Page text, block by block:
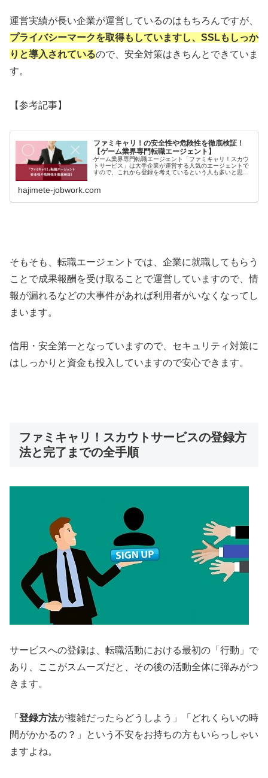
運営実績が長い企業が運営しているのはもちろんですが、
プライバシーマークを取得もしていますし、SSLもしっか
りと導入されているので、安全対策はきちんとできていま
す。
【参考記事】
ファミキャリ！の安全性や危険性を徹底検証！
【ゲーム業界専門転職エージェント】
ゲーム業界専門転職エージェント「ファミキャリ！スカウ
トサービス」は大手企業が運営する人気のエージェントで
すので、これから登録を考えているという人も多いと思い
詳しく解説していきますので、登録しようか迷ってる方も
hajimete-jobwork.com
そもそも、転職エージェントでは、企業に就職してもらう
ことで成果報酬を受け取ることで運営していますので、情
報が漏れるなどの大事件があれば利用者がいなくなってし
まいます。
信用・安全第一となっていますので、セキュリティ対策に
はしっかりと資金も投入していますので安心できます。
ファミキャリ！スカウトサービスの登録方
法と完了までの全手順
サービスへの登録は、転職活動における最初の「行動」で
あり、ここがスムーズだと、その後の活動全体に弾みがつ
きます。
「 登録方法が複雑だったらどうしよう」「どれくらいの時
間がかかるの？」という不安をお持ちの方もいらっしゃい
ますよね。